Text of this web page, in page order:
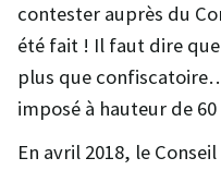
contester auprès du
été fait ! Il faut dire
plus que
imposé à hauteur de
En avril 2018, le